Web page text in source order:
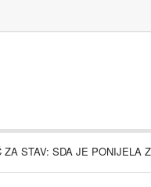
ZA STAV: SDA JE PONIJELA